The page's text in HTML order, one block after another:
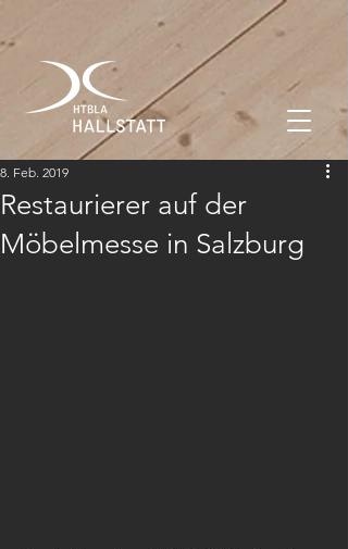
Restaurierer auf der
Möbelmesse in Salzburg
8. Feb. 2019